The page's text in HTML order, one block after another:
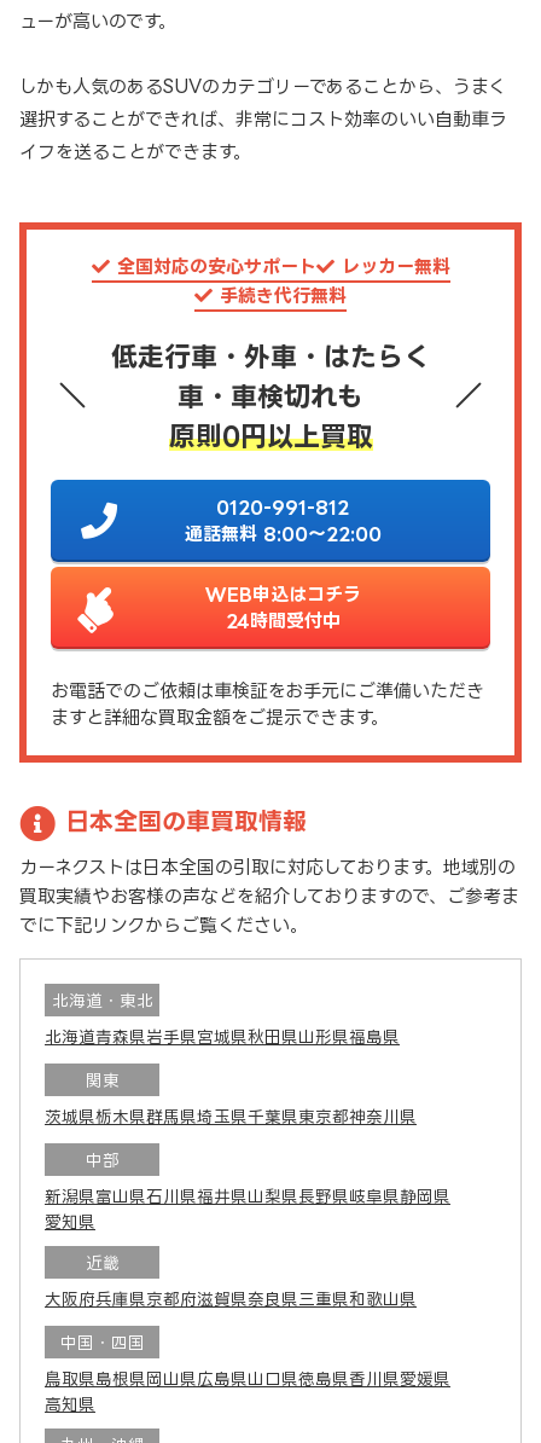
ューが高いのです。
しかも人気のあるSUVのカテゴリーであることから、うまく
選択することができれば、非常にコスト効率のいい自動車ラ
イフを送ることができます。
全国対応の安心サポート
レッカー無料
手続き代行無料
低走行車・外車・はたらく
車・車検切れも
原則0円以上買取
0120-991-812
通話無料 8:00～22:00
WEB申込はコチラ
24時間受付中
お電話でのご依頼は車検証をお手元にご準備いただき
ますと詳細な買取金額をご提示できます。
日本全国の車買取情報
カーネクストは日本全国の引取に対応しております。地域別の
買取実績やお客様の声などを紹介しておりますので、ご参考ま
でに下記リンクからご覧ください。
北海道・東北
北海道青森県岩手県宮城県秋田県山形県福島県
関東
茨城県栃木県群馬県埼玉県千葉県東京都神奈川県
中部
新潟県富山県石川県福井県山梨県長野県岐阜県静岡県
愛知県
近畿
大阪府兵庫県京都府滋賀県奈良県 三重県和歌山県
中国・四国
鳥取県島根県岡山県広島県山口県徳島県香川県愛媛県
高知県